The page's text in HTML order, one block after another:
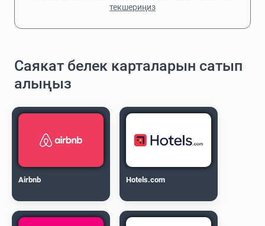
текшериңиз
Саякат белек карталарын сатып
алыңыз
Airbnb Hotels.com